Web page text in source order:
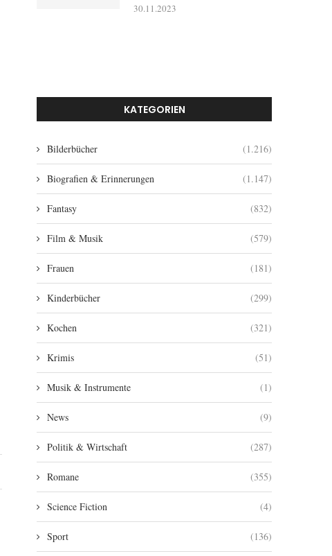
30.11.2023
KATEGORIEN
Bilderbücher (1.216)
Biografien & Erinnerungen (1.147)
Fantasy (832)
Film & Musik (579)
Frauen (181)
Kinderbücher (299)
Kochen (321)
Krimis (51)
Musik & Instrumente (1)
News (9)
Politik & Wirtschaft (287)
Romane (355)
Science Fiction (4)
Sport (136)